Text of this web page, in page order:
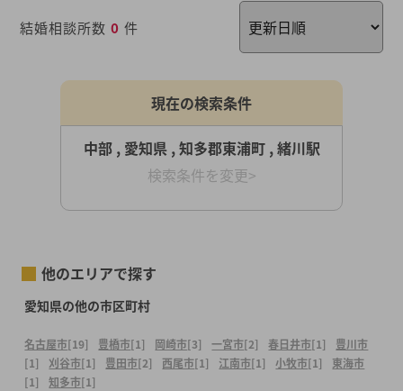
結婚相談所数 0 件
現在の検索条件
中部 , 愛知県 , 知多郡東浦町 , 緒川駅
検索条件を変更>
他のエリアで探す
愛知県の他の市区町村
名古屋市[19] 豊橋市[1] 岡崎市[3] 一宮市[2] 春日井市[1]
豊川市
[1]
刈谷市[1] 豊田市[2] 西尾市[1] 江南市[1] 小牧市[1]
東海市
[1]
知多市[1]